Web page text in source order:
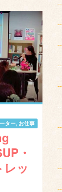
ター, お仕事
・
ッ